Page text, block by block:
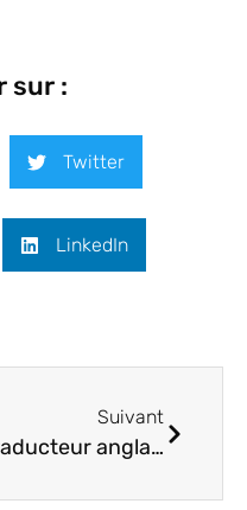
sur :
Twitter
LinkedIn
Suivant
Traducteur anglais : les critères pour bien le choisir